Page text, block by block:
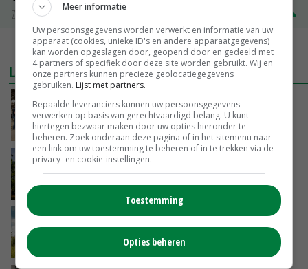
Zuivel NL
MEER MARKTPRIJZEN
LAATSTE NIEUWS
Na jarenlang meten willen Zuid-Hollandse
boeren nu erkenning
VANDAAG, 07:00
Kamervragen over onttrekkingsverbod,
minister spreekt van ‘ondernemersrisico’
GISTEREN, 16:27
‘Rendement van Krullvarkens komt van de
GISTEREN, 15:30
Meer informatie
Uw persoonsgegevens worden verwerkt en informatie van uw
apparaat (cookies, unieke ID's en andere apparaatgegevens)
kan worden opgeslagen door, geopend door en gedeeld met
4 partners of specifiek door deze site worden gebruikt. Wij en
onze partners kunnen precieze geolocatiegegevens
gebruiken. Lijst met partners.
Bepaalde leveranciers kunnen uw persoonsgegevens
verwerken op basis van gerechtvaardigd belang. U kunt
hiertegen bezwaar maken door uw opties hieronder te
beheren. Zoek onderaan deze pagina of in het sitemenu naar
een link om uw toestemming te beheren of in te trekken via de
privacy- en cookie-instellingen.
Toestemming
Opties beheren